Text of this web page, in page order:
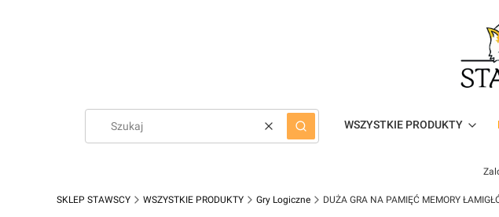
WyczyśćSzukaj
WSZYSTKIE PRODUKTY
SKLEP STAWSCY WSZYSTKIE PRODUKTY Gry Logiczne DUŻA GRA NA PAMIĘĆ MEMORY